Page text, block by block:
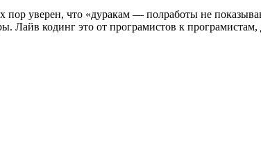
уверен, что «дуракам — полработы не
Лайв кодинг это от програмистов к